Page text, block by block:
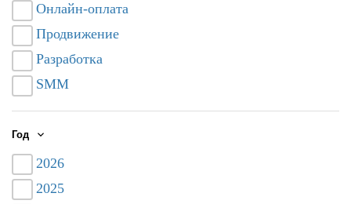
Онлайн-оплата
Продвижение
Разработка
SMM
Год
2026
2025